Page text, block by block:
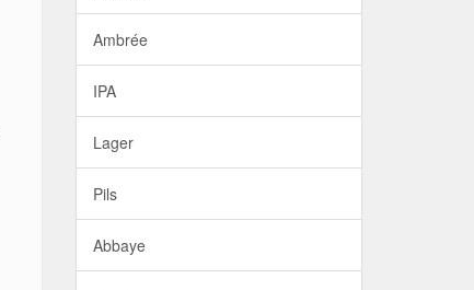
Ambrée
IPA
Lager
Pils
Abbaye